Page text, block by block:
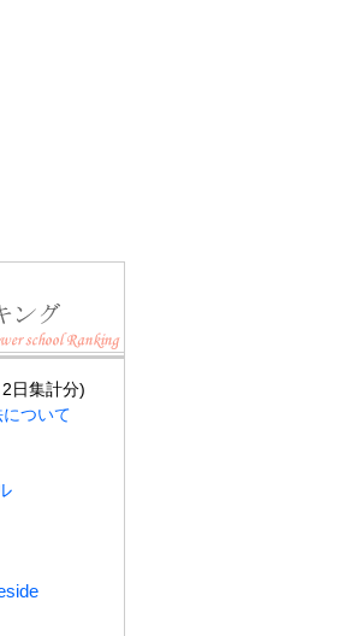
日集計分)
ついて